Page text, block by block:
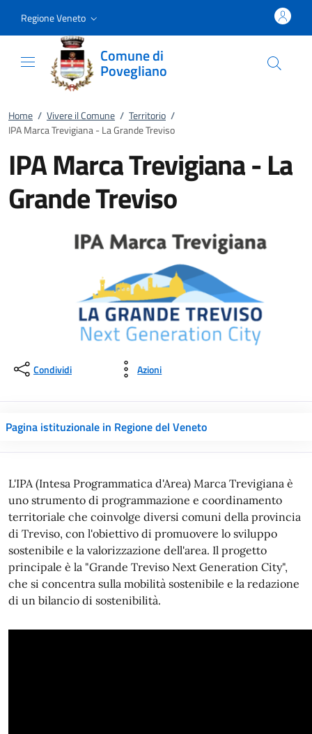
Regione Veneto
Comune di
Povegliano
Home / Vivere il Comune / Territorio /
IPA Marca Trevigiana - La Grande Treviso
IPA Marca Trevigiana - La
Grande Treviso
Condividi Azioni
Pagina istituzionale in Regione del Veneto
L'IPA (Intesa Programmatica d'Area) Marca Trevigiana è
uno strumento di programmazione e coordinamento
territoriale che coinvolge diversi comuni della provincia
di Treviso, con l'obiettivo di promuovere lo sviluppo
sostenibile e la valorizzazione dell'area. Il progetto
principale è la "Grande Treviso Next Generation City",
che si concentra sulla mobilità sostenibile e la redazione
di un bilancio di sostenibilità.